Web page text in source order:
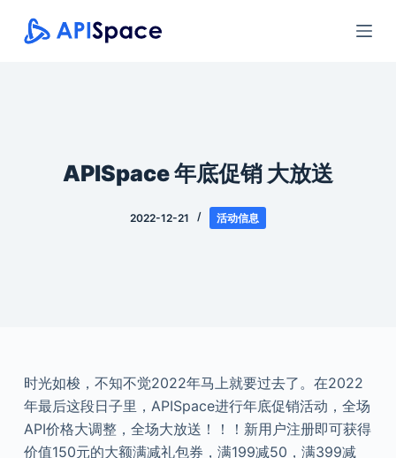
跳
过
APISpace 年底促销 大放送
2022-12-21 活动信息
时光如梭，不知不觉2022年马上就要过去了。在2022
年最后这段日子里，APISpace进行年底促销活动，全场
API价格大调整，全场大放送！！！新用户注册即可获得
价值150元的大额满减礼包券，满199减50，满399减